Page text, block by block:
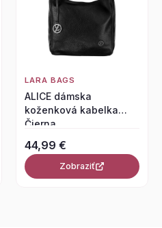
LARA BAGS
ALICE dámska
koženková kabelka
Čierna
44,99 €
Zobraziť